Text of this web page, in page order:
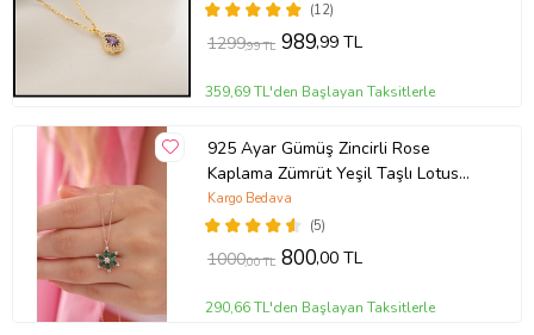
(12)
1299,99 TL 989,99 TL
359,69 TL'den Başlayan Taksitlerle
925 Ayar Gümüş Zincirli Rose
Kaplama Zümrüt Yeşil Taşlı Lotus
Kamelya Çiçeği Kolye
(5)
Kargo Bedava
1000,00 TL 800,00 TL
290,66 TL'den Başlayan Taksitlerle